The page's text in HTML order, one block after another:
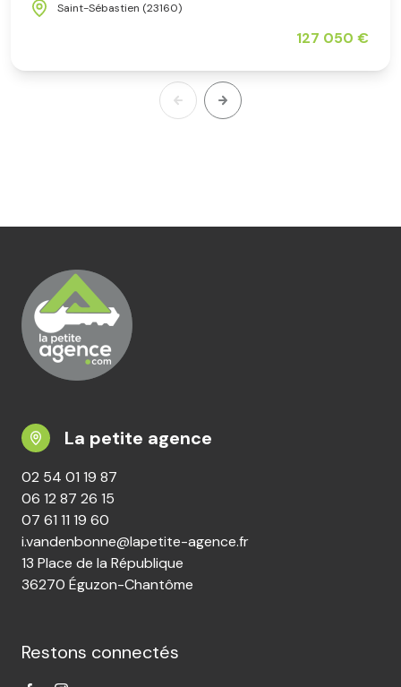
Saint-Sébastien (23160)
127 050 €
La petite agence
02 54 01 19 87
06 12 87 26 15
07 61 11 19 60
i.vandenbonne@lapetite-agence.fr
13 Place de la République
36270 Éguzon-Chantôme
Restons connectés